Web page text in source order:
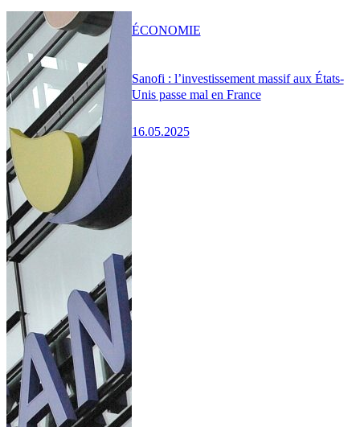
Sanofi : l’investissement massif aux États-
Unis passe mal en France
16.05.2025
ÉCONOMIE